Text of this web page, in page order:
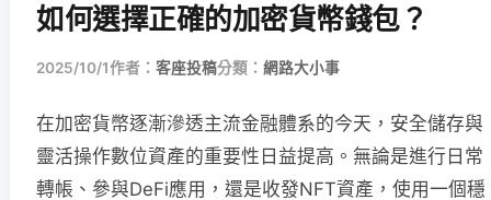
如何選擇正確的加密貨幣錢包？
2025/10/1作者： 客座投稿分類： 網路大小事
在加密貨幣逐漸滲透主流金融體系的今天，安全儲存與
靈活操作數位資產的重要性日益提高。無論是進行日常
轉帳、參與DeFi應用，還是收發NFT資產，使用一個穩